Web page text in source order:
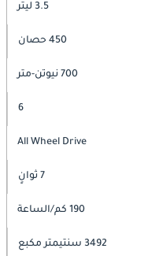
3.5 ليتر
450 حصان
700 نيوتن-متر
6
All Wheel Drive
7 ثوانٍ
190 كم/الساعة
3492 سنتيمتر مكبع